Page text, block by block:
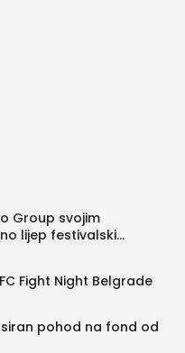
Group svojim
lijep festivalski
Fight Night Belgrade
pohod na fond od